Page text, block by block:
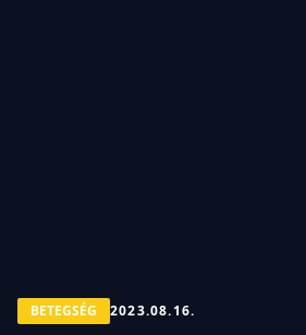
BETEGSÉG 2023.08.16.